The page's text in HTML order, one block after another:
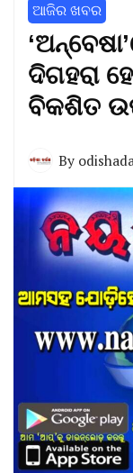
ଆଜିର ଖବର
ଦିଗହରା
ବିକଶିତ
By